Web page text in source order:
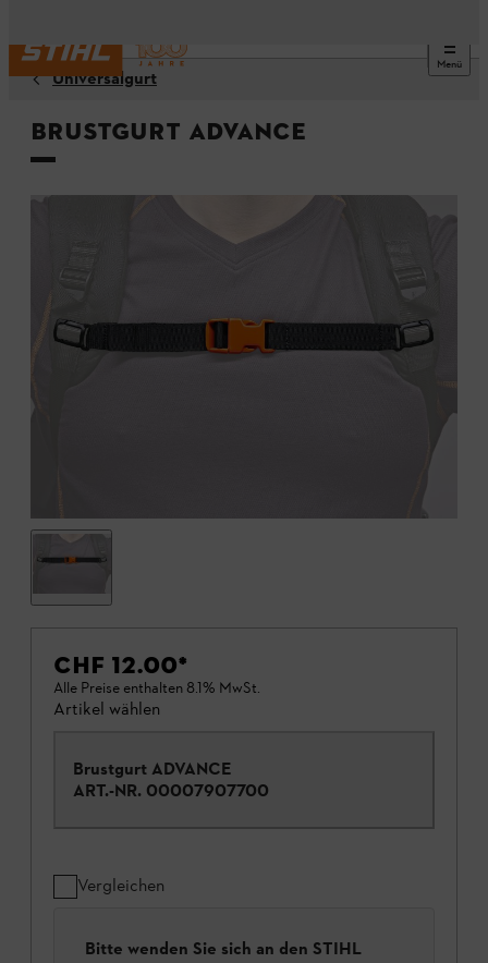
Menü
Universalgurt
Brustgurt ADVANCE
CHF 12.00*
Alle Preise enthalten 8.1% MwSt.
Artikel wählen
Brustgurt ADVANCE
ART.-NR. 00007907700
Vergleichen
Bitte wenden Sie sich an den STIHL